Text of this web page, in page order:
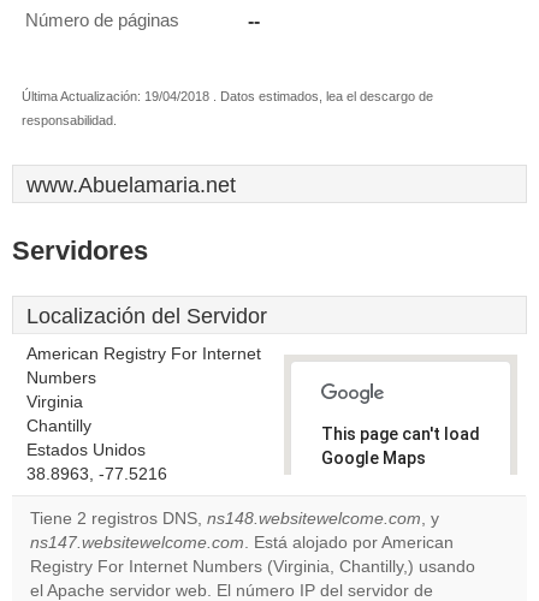
Número de páginas --
Última Actualización: 19/04/2018 . Datos estimados, lea el descargo de
responsabilidad.
www.Abuelamaria.net
Servidores
Localización del Servidor
American Registry For Internet
Numbers
Virginia
Chantilly
Estados Unidos
38.8963, -77.5216
This page can't load
Google Maps
own this
website?
Tiene 2 registros DNS, ns148.websitewelcome.com, y
ns147.websitewelcome.com. Está alojado por American
Registry For Internet Numbers (Virginia, Chantilly,) usando
el Apache servidor web. El número IP del servidor de